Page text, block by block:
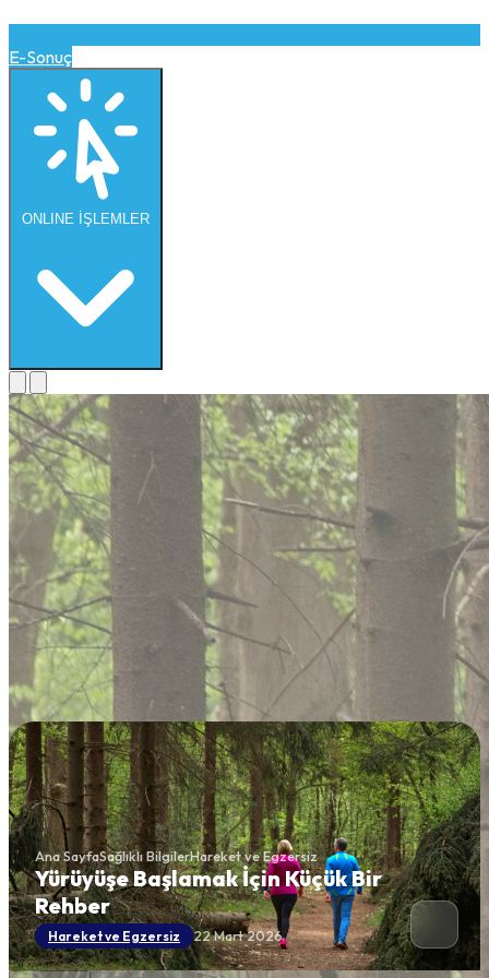
E-Sonuç
ONLINE İŞLEMLER
Ana SayfaSağlıklı BilgilerHareket ve Egzersiz
Yürüyüşe Başlamak İçin Küçük Bir
Rehber
Hareket ve Egzersiz 22 Mart 2026